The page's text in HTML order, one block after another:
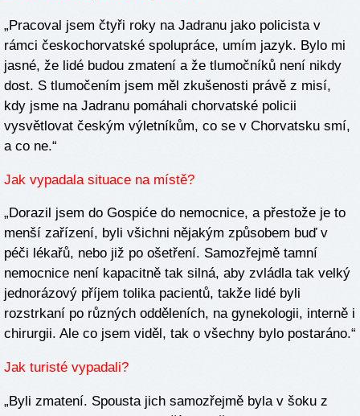
„Pracoval jsem čtyři roky na Jadranu jako policista v
rámci českochorvatské spolupráce, umím jazyk. Bylo mi
jasné, že lidé budou zmatení a že tlumočníků není nikdy
dost. S tlumočením jsem měl zkušenosti právě z misí,
kdy jsme na Jadranu pomáhali chorvatské policii
vysvětlovat českým výletníkům, co se v Chorvatsku smí,
a co ne.“
Jak vypadala situace na místě?
„Dorazil jsem do Gospiće do nemocnice, a přestože je to
menší zařízení, byli všichni nějakým způsobem buď v
péči lékařů, nebo již po ošetření. Samozřejmě tamní
nemocnice není kapacitně tak silná, aby zvládla tak velký
jednorázový příjem tolika pacientů, takže lidé byli
rozstrkaní po různých odděleních, na gynekologii, interně i
chirurgii. Ale co jsem viděl, tak o všechny bylo postaráno.“
Jak turisté vypadali?
„Byli zmatení. Spousta jich samozřejmě byla v šoku z